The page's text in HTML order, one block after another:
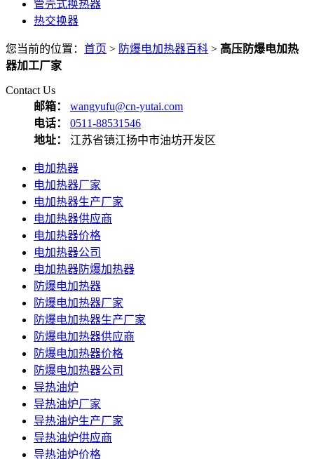
管壳式换热器
热交换器
您当前的位置： 首页 > 防爆电加热器百科 > 高压防爆电加热
器加工厂家
Contact Us
邮箱：
wangyufu@cn-yutai.com
电话：
0511-88531546
地址：
江苏省镇江扬中市油坊开发区
电加热器
电加热器厂家
电加热器生产厂家
电加热器供应商
电加热器价格
电加热器公司
电加热器防爆加热器
防爆电加热器
防爆电加热器厂家
防爆电加热器生产厂家
防爆电加热器供应商
防爆电加热器价格
防爆电加热器公司
导热油炉
导热油炉厂家
导热油炉生产厂家
导热油炉供应商
导热油炉价格